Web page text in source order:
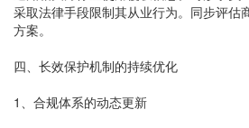
采取法律手段限制其从业行为。同步评估
方案。
四、长效保护机制的持续优化
1、合规体系的动态更新